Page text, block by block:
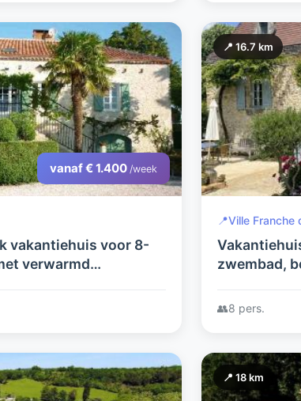
vanaf € 1.400 /week
vakantiehuis voor 8-
verwarmd
📍 16.7 km
📍Ville Franche
zwembad,
heuvel met
👥8 pers.
📍 18 km